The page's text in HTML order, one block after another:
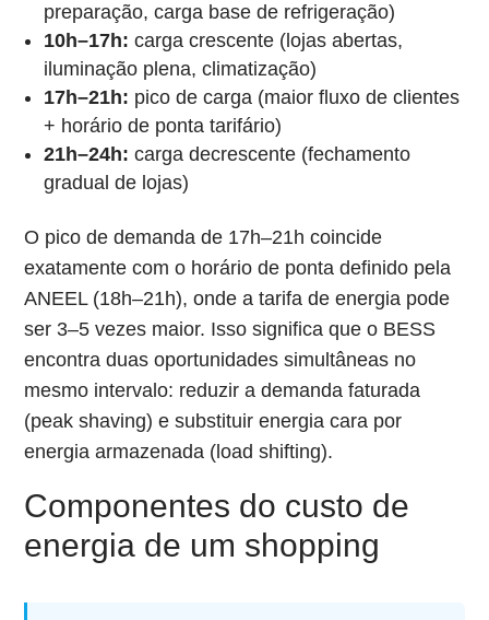
preparação, carga base de refrigeração)
10h–17h: carga crescente (lojas abertas,
iluminação plena, climatização)
17h–21h: pico de carga (maior fluxo de clientes
+ horário de ponta tarifário)
21h–24h: carga decrescente (fechamento
gradual de lojas)
O pico de demanda de 17h–21h coincide
exatamente com o horário de ponta definido pela
ANEEL (18h–21h), onde a tarifa de energia pode
ser 3–5 vezes maior. Isso significa que o BESS
encontra duas oportunidades simultâneas no
mesmo intervalo: reduzir a demanda faturada
(peak shaving) e substituir energia cara por
energia armazenada (load shifting).
Componentes do custo de
energia de um shopping